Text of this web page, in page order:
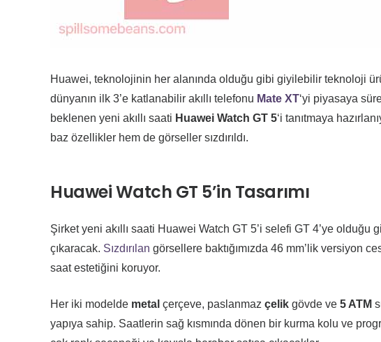
Huawei, teknolojinin her alanında olduğu gibi giyilebilir teknoloji
dünyanın ilk 3’e katlanabilir akıllı telefonu Mate XT‘yi piyasaya
beklenen yeni akıllı saati Huawei Watch GT 5‘i tanıtmaya
baz özellikler hem de görseller sızdırıldı.
Huawei Watch GT 5’in Tasarımı
Şirket yeni akıllı saati Huawei Watch GT 5’i selefi GT 4’ye olduğu
çıkaracak. Sızdırılan görsellere baktığımızda 46 mm’lik versiyon
saat estetiğini koruyor.
Her iki modelde metal çerçeve, paslanmaz çelik gövde ve 5 ATM
yapıya sahip. Saatlerin sağ kısmında dönen bir kurma kolu ve